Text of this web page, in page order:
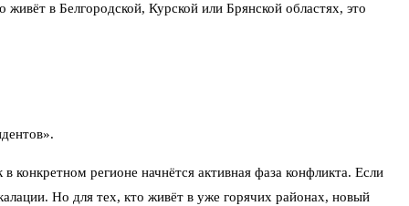
в Белгородской, Курской или Брянской областях, это
регионе начнётся активная фаза конфликта. Если
Но для тех, кто живёт в уже горячих районах, новый